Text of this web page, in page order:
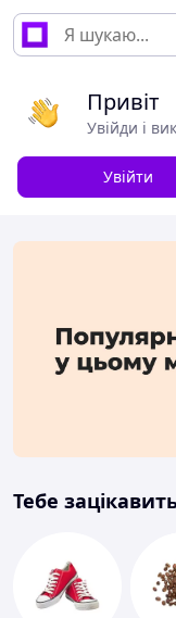
Привіт
Увійди і
Увійти
Тебе